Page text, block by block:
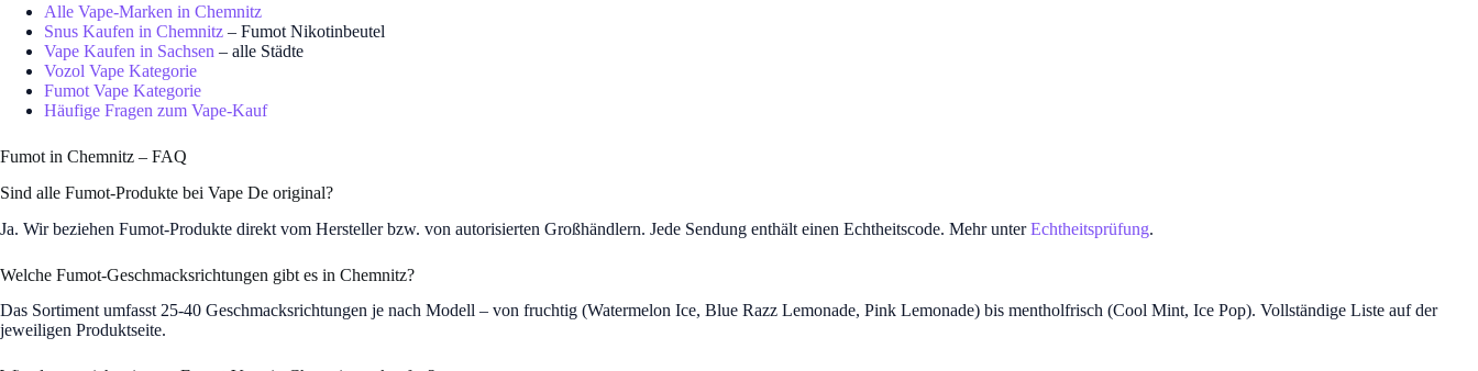
Alle Vape-Marken in Chemnitz
Snus Kaufen in Chemnitz – Fumot Nikotinbeutel
Vape Kaufen in Sachsen – alle Städte
Vozol Vape Kategorie
Fumot Vape Kategorie
Häufige Fragen zum Vape-Kauf
Fumot in Chemnitz – FAQ
Sind alle Fumot-Produkte bei Vape De original?
Ja. Wir beziehen Fumot-Produkte direkt vom Hersteller bzw. von autorisierten Großhändlern. Jede Sendung enthält einen Echtheitscode. Mehr unterEchtheitsprüfung.
Welche Fumot-Geschmacksrichtungen gibt es in Chemnitz?
Das Sortiment umfasst 25-40 Geschmacksrichtungen je nach Modell – von fruchtig (Watermelon Ice, Blue Razz Lemonade, Pink Lemonade) bis mentholfrisch (Cool Mint, Ice Pop). Vollständige Liste auf der
jeweiligen Produktseite.